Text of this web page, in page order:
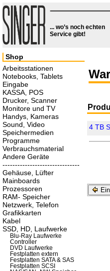
... wo’s noch echten
Service gibt!
4 TB
Shop
Arbeitsstationen
Notebooks, Tablets
Eingabe
KASSA, POS
Drucker, Scanner
Monitore und TV
Handys, Kameras
Sound, Video
Speichermedien
Programme
Verbrauchsmaterial
Andere Geräte
-------------------------------
Gehäuse, Lüfter
Mainboards
Prozessoren
RAM- Speicher
Netzwerk, Telefon
Grafikkarten
Kabel
SSD, HD, Laufwerke
Blu-Ray Laufwerke
Controller
DVD Laufwerke
Festplatten extern
Festplatten SATA & SAS
Festplatten SCSI